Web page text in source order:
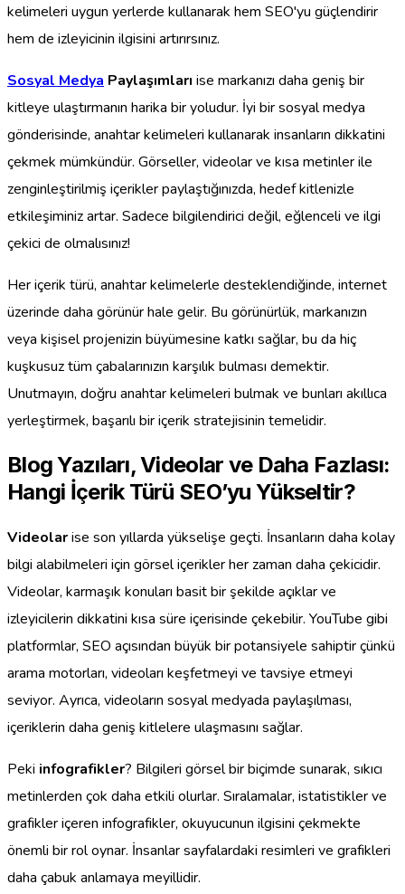
kelimeleri uygun yerlerde kullanarak hem SEO'yu güçlendirir
hem de izleyicinin ilgisini artırırsınız.
Sosyal Medya Paylaşımları ise markanızı daha geniş bir
kitleye ulaştırmanın harika bir yoludur. İyi bir sosyal medya
gönderisinde, anahtar kelimeleri kullanarak insanların dikkatini
çekmek mümkündür. Görseller, videolar ve kısa metinler ile
zenginleştirilmiş içerikler paylaştığınızda, hedef kitlenizle
etkileşiminiz artar. Sadece bilgilendirici değil, eğlenceli ve ilgi
çekici de olmalısınız!
Her içerik türü, anahtar kelimelerle desteklendiğinde, internet
üzerinde daha görünür hale gelir. Bu görünürlük, markanızın
veya kişisel projenizin büyümesine katkı sağlar, bu da hiç
kuşkusuz tüm çabalarınızın karşılık bulması demektir.
Unutmayın, doğru anahtar kelimeleri bulmak ve bunları akıllıca
yerleştirmek, başarılı bir içerik stratejisinin temelidir.
Blog Yazıları, Videolar ve Daha Fazlası:
Hangi İçerik Türü SEO’yu Yükseltir?
Videolarise son yıllarda yükselişe geçti. İnsanların daha kolay
bilgi alabilmeleri için görsel içerikler her zaman daha çekicidir.
Videolar, karmaşık konuları basit bir şekilde açıklar ve
izleyicilerin dikkatini kısa süre içerisinde çekebilir. YouTube gibi
platformlar, SEO açısından büyük bir potansiyele sahiptir çünkü
arama motorları, videoları keşfetmeyi ve tavsiye etmeyi
seviyor. Ayrıca, videoların sosyal medyada paylaşılması,
içeriklerin daha geniş kitlelere ulaşmasını sağlar.
Peki infografikler? Bilgileri görsel bir biçimde sunarak, sıkıcı
metinlerden çok daha etkili olurlar. Sıralamalar, istatistikler ve
grafikler içeren infografikler, okuyucunun ilgisini çekmekte
önemli bir rol oynar. İnsanlar sayfalardaki resimleri ve grafikleri
daha çabuk anlamaya meyillidir.